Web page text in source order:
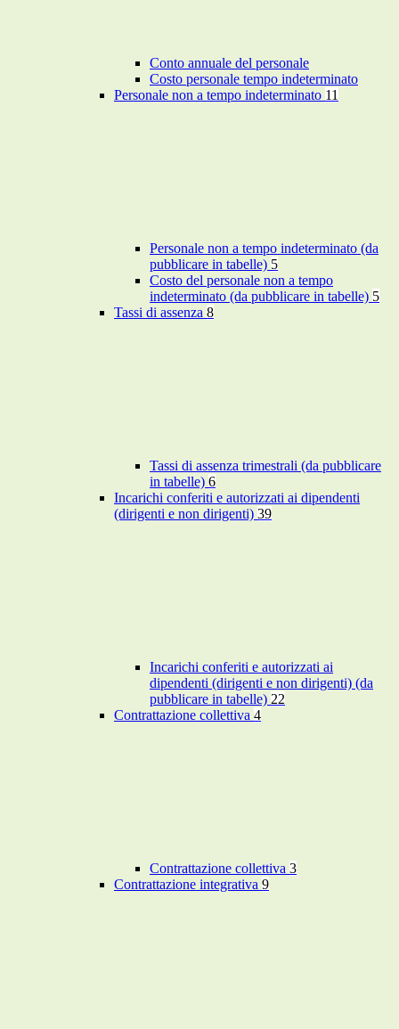
Conto annuale del personale
Costo personale tempo indeterminato
Personale non a tempo indeterminato 11
Personale non a tempo indeterminato (da
pubblicare in tabelle) 5
Costo del personale non a tempo
indeterminato (da pubblicare in tabelle) 5
Tassi di assenza 8
Tassi di assenza trimestrali (da pubblicare
in tabelle) 6
Incarichi conferiti e autorizzati ai dipendenti
(dirigenti e non dirigenti) 39
Incarichi conferiti e autorizzati ai
dipendenti (dirigenti e non dirigenti) (da
pubblicare in tabelle) 22
Contrattazione collettiva 4
Contrattazione collettiva 3
Contrattazione integrativa 9